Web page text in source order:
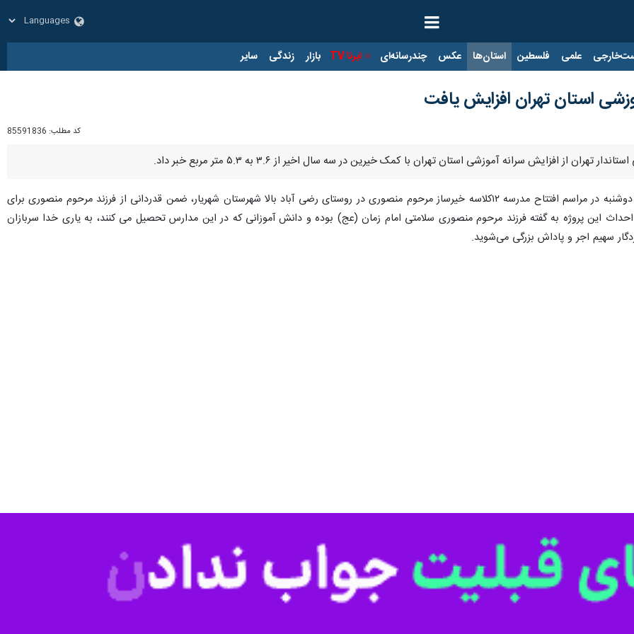
علمی فلسطین استان‌ها عکس چندرسانه‌ای ایرنا TV بازار زندگی سایر
استان تهران افزایش یافت
کد مطلب: 85591836